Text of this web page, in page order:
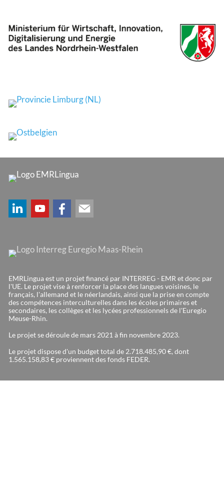
EMRLingua est un projet financé par INTERREG - EMR et donc par
l'UE. Le projet vise à renforcer la place des langues voisines, le
français, l'allemand et le néerlandais, ainsi que la prise en compte
des compétences interculturelles dans les écoles primaires et
secondaires, les collèges et les lycées professionnels de l'Euregio
Meuse-Rhin.
Le projet se déroule de mars 2021 à fin novembre 2023.
Le projet dispose d'un budget total de 2.718.485,90 €, dont
1.565.158,83 € proviennent des fonds FEDER.